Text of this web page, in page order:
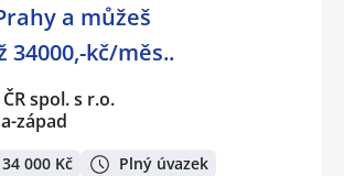
a můžeš
34000,-kč/měs..
spol. s r.o.
západ
000 Kč
Plný úvazek